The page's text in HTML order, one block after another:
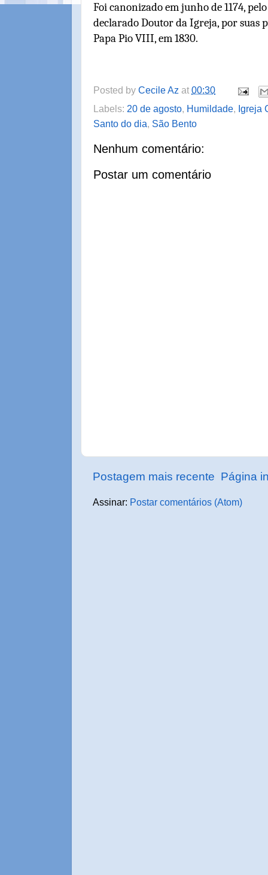
Foi canonizado em junho de 1174,
declarado Doutor da Igreja, por suas
Papa Pio VIII, em 1830.
Posted by Cecile Az at 00:30
Labels: 20 de agosto, Humildade, Igreja
Santo do dia, São Bento
Nenhum comentário:
Postar um comentário
Postagem mais recente Página
Assinar: Postar comentários (Atom)